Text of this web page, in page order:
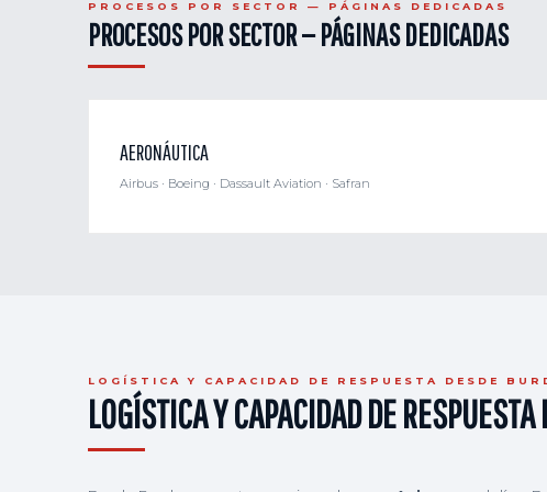
PROCESOS POR SECTOR — PÁGINAS DEDICADAS
PROCESOS POR SECTOR — PÁGINAS DEDICADAS
AERONÁUTICA
Airbus · Boeing · Dassault Aviation · Safran
LOGÍSTICA Y CAPACIDAD DE RESPUESTA DESDE
LOGÍSTICA Y CAPACIDAD DE RESPUESTA